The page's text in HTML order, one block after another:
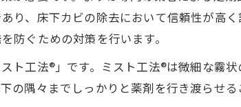
り、床下カビの除去において信頼性が高
防ぐための対策を行います。
ト工法®」です。ミスト工法®は微細な霧
の隅々までしっかりと薬剤を行き渡らせる